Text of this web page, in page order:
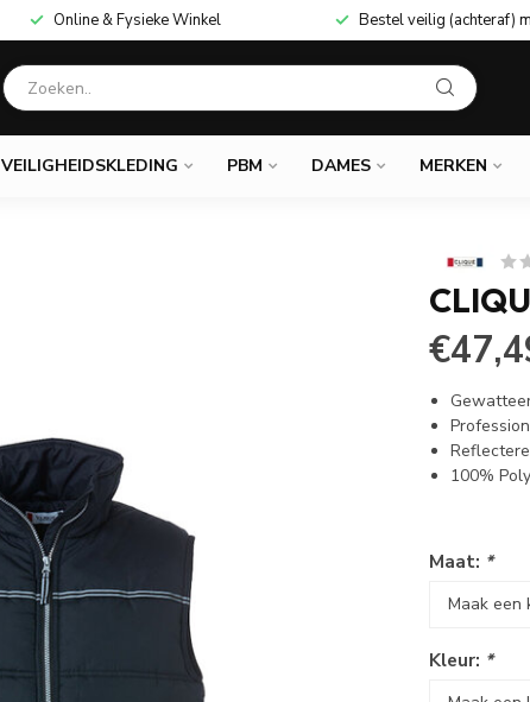
Online & Fysieke Winkel Bestel veilig (achteraf)
VEILIGHEIDSKLEDING PBM DAMES MERKEN
100%
Maat: *
Kleur: *